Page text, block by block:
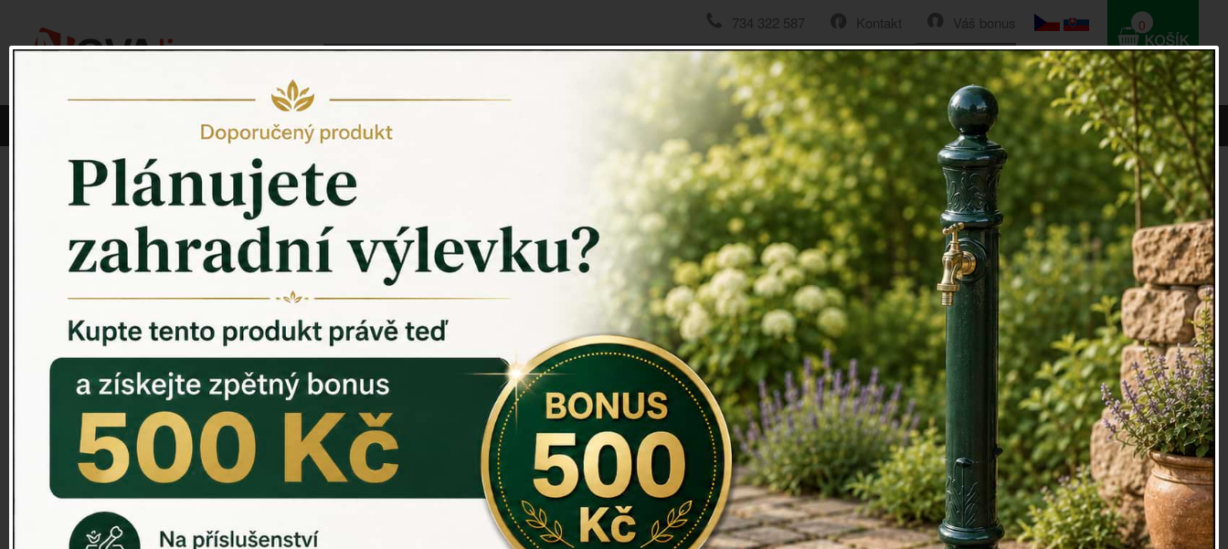
Váš bonus
Kontakt
734 322 587
HLEDAT
0
0 Kč
Vyberte si kategorii: NOVINKY
PÍTKO PRO PTÁKY
ZAHRADNÍ SOCHY
ZAHRADNÍ UMYVADLA
PTAČÍ BUDKY
Litinové škrabáky na boty
DEKORACE NA HROB
RETRO KONZOLE
Domovní čísla - litina
DEKORACE NA ZEĎ
ZVONKOHRA
ZVONY A ZVONKY
PTAČÍ KRMÍTKA
SLUNEČNÍ HODINY
Dózy na brambory a zeleninu
VÝPRODEJ - poslední kusy
Venkovský domov Retro klíče litina 25cm
Retro klíče litina 25cm
Staré retro klíčelitina 25cm vypadají, jakoby byly od vrat a vrátek
chalupy. Objevte kouzlo věcí, které mají kouzlo starých časů.
Svazek obsahuje 7 klíčů.
Rozměry: největší klíč 17cm, nejmenší 9cm, svazek 25cm na výšku
Hmotnost: 560g
Materiál: litina
Záruka: 2 roky
Kód:dek8790
Další parametry